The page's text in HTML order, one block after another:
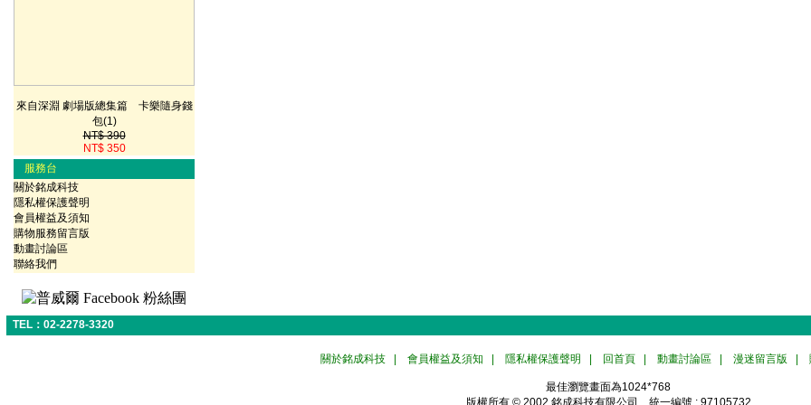
來自深淵 劇場版總集篇 卡樂隨身錢
包(1)
NT$ 390
NT$ 350
服務台
關於銘成科技
隱私權保護聲明
會員權益及須知
購物服務留言版
動畫討論區
聯絡我們
TEL：02-2278-3320
關於銘成科技| 會員權益及須知| 隱私權保護聲明| 回首頁| 動畫討論區| 漫迷留言版|
最佳瀏覽畫面為1024*768
版權所有 © 2002銘成科技有限公司
TEL：02-2278-3320 FAX：02-2278-3886